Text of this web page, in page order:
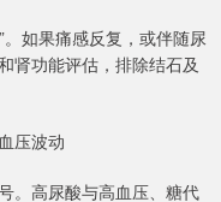
。如果痛感反复，或伴随尿
肾功能评估，排除结石及
压波动
。高尿酸与高血压、糖代